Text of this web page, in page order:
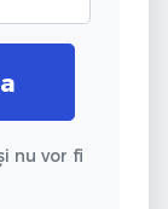
nu vor fi